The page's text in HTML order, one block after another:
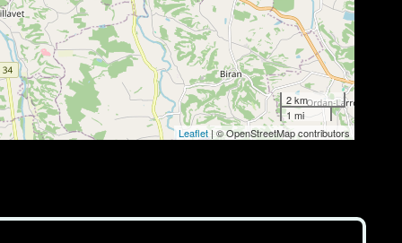
2 km
1 mi
Leaflet | © OpenStreetMap contributors